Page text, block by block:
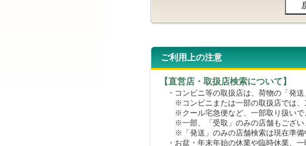
ご利用上の注意
【直営店・取扱店検索について】
・コンビニ等の取扱店は、荷物の「発送
※コンビニまたは一部の取扱店では、
※クール宅急便など、一部取り扱いで
※一部、「受取」のみの店舗もござい
※「発送」のみの店舗検索は現在準備
・お盆・年末年始の休業や臨時休業、